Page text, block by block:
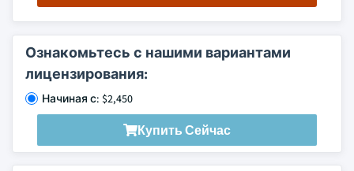
Ознакомьтесь с нашими вариантами
лицензирования:
Начиная с: $2,450
Купить Сейчас